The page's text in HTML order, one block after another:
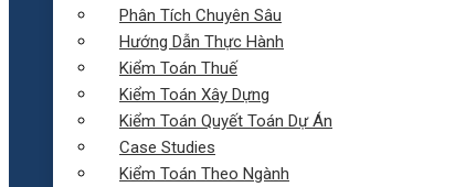
Phân Tích Chuyên Sâu
Hướng Dẫn Thực Hành
Kiểm Toán Thuế
Kiểm Toán Xây Dựng
Kiểm Toán Quyết Toán Dự Án
Case Studies
Kiểm Toán Theo Ngành